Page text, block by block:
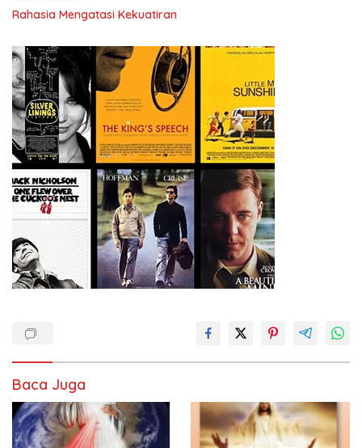
Rahasia Mengatasi Kekuatiran
Baca Juga